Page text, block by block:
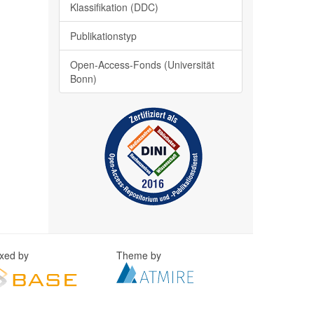
Klassifikation (DDC)
Publikationstyp
Open-Access-Fonds (Universität
Bonn)
by Theme by